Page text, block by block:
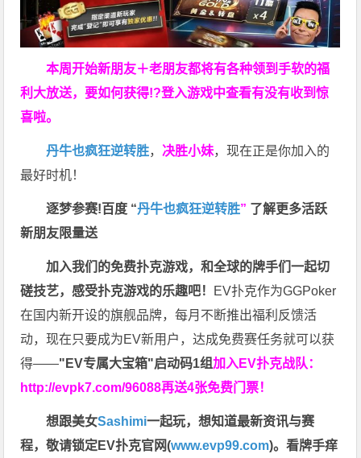
本周开始新朋友＋老朋友都将有各种领到手软的福
利大放送，要如何获得!?登入游戏中查看有没有收到惊
喜啦。
丹牛也疯狂逆转胜， 决胜小妹，现在正是你加入的
最好时机！
逐梦参赛!百度 “丹牛也疯狂逆转胜” 了解更多活跃
新朋友限量送
加入我们的免费扑克游戏，和全球的牌手们一起切
磋技艺，感受扑克游戏的乐趣吧！ EV扑克作为GGPoker
在国内新开设的旗舰品牌，每月不断推出福利反馈活
动，现在只要成为EV新用户，达成免费赛任务就可以获
得——"EV专属大宝箱"启动码1组加入EV扑克战队：
http://evpk7.com/96088再送4张免费门票！
想跟美女Sashimi一起玩，想知道最新资讯与赛
程，敬请锁定EV扑克官网(www.evp99.com)。看牌手痒